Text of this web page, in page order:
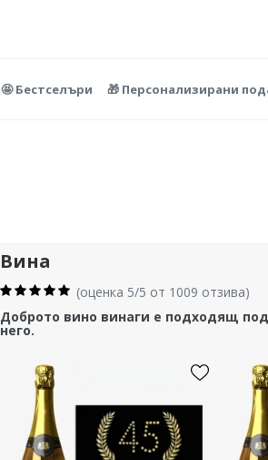
🤩 Бестселъри 🎁 Персонализирани
Вина
(оценка 5/5 от 1009 отзива)
Доброто вино винаги е подходящ
него.